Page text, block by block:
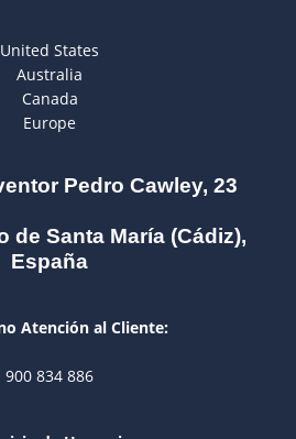
United States
Australia
Canada
Europe
Pedro Cawley, 23
de Santa María (Cádiz),
España
Atención al Cliente:
900 834 886